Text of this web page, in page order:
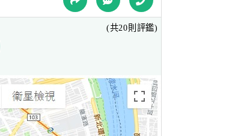
(共20則評鑑)